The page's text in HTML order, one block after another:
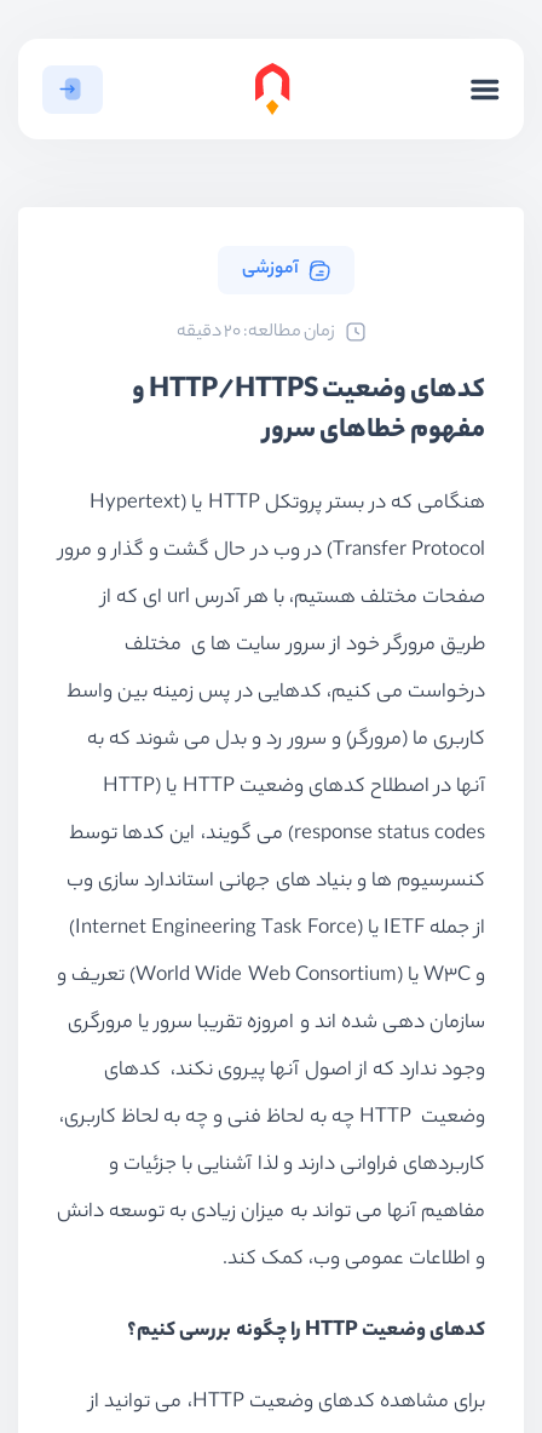
آموزشی
ﺯﻣﺎﻥ ﻣﻄﺎﻟﻌﻪ: 20 دقیقه
کدهای وضعیت HTTP/HTTPS و
مفهوم خطاهای سرور
هنگامی که در بستر پروتکل HTTP یا (Hypertext
Transfer Protocol) در وب در حال گشت و گذار و مرور
صفحات مختلف هستیم، با هر آدرس url ای که از
طریق مرورگر خود از سرور سایت ها ی مختلف
درخواست می کنیم، کدهایی در پس زمینه بین واسط
کاربری ما (مرورگر) و سرور رد و بدل می شوند که به
آنها در اصطلاح کدهای وضعیت HTTP یا (HTTP
response status codes) می گویند، این کدها توسط
کنسرسیوم ها و بنیاد های جهانی استاندارد سازی وب
از جمله IETF یا (Internet Engineering Task Force)
و W3C یا (World Wide Web Consortium) تعریف و
سازمان دهی شده اند و امروزه تقریبا سرور یا مرورگری
وجود ندارد که از اصول آنها پیروی نکند، کدهای
وضعیت HTTP چه به لحاظ فنی و چه به لحاظ کاربری،
کاربردهای فراوانی دارند و لذا آشنایی با جزئیات و
مفاهیم آنها می تواند به میزان زیادی به توسعه دانش
و اطلاعات عمومی وب، کمک کند.
کدهای وضعیت HTTP را چگونه بررسی کنیم؟
برای مشاهده کدهای وضعیت HTTP، می توانید از